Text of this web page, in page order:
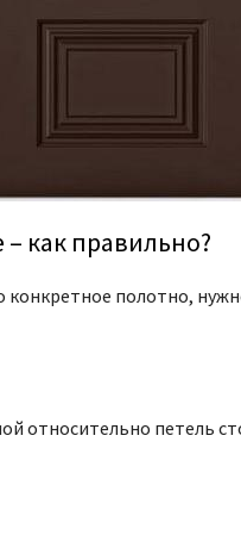
как правильно?
полотно,
относительно петель